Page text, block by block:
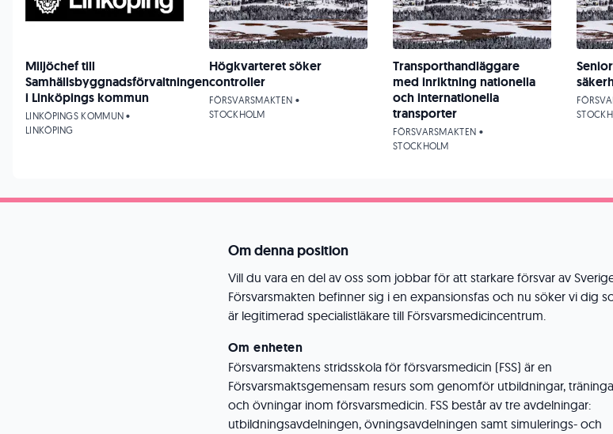
Om denna position
Vill du vara en del av oss som jobbar för att starkare försvar av
Försvarsmakten befinner sig i en expansionsfas och nu söker vi dig
är legitimerad specialistläkare till Försvarsmedicincentrum.
Om enheten
Försvarsmaktens stridsskola för försvarsmedicin (FSS) är en
Försvarsmaktsgemensam resurs som genomför utbildningar,
och övningar inom försvarsmedicin. FSS består av tre avdelningar:
utbildningsavdelningen, övningsavdelningen samt simulerings- och
Miljöchef till
Samhällsbyggnadsförvaltningen
i Linköpings kommun
LINKÖPINGS KOMMUN •
LINKÖPING
Högkvarteret söker
controller
FÖRSVARSMAKTEN •
STOCKHOLM
Transporthandläggare
med inriktning nationella
och internationella
transporter
FÖRSVARSMAKTEN •
STOCKHOLM